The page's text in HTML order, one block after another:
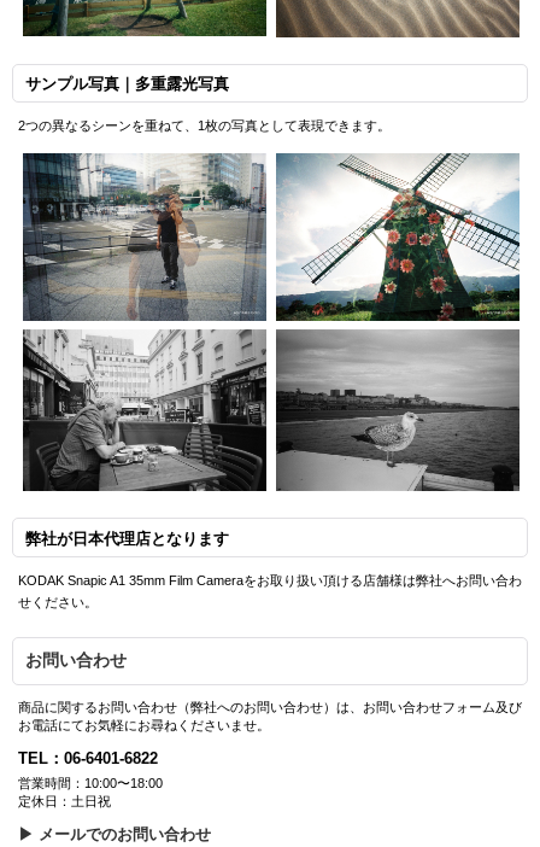
サンプル写真｜多重露光写真
2つの異なるシーンを重ねて、1枚の写真として表現できます。
弊社が日本代理店となります
KODAK Snapic A1 35mm Film Cameraをお取り扱い頂ける店舗様は弊社へお問い合わ
せください。
お問い合わせ
商品に関するお問い合わせ（弊社へのお問い合わせ）は、お問い合わせフォーム及び
お電話にてお気軽にお尋ねくださいませ。
TEL：06-6401-6822
営業時間：10:00〜18:00
定休日：土日祝
▶ メールでのお問い合わせ